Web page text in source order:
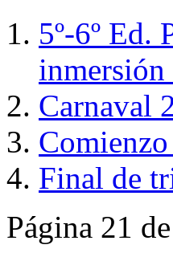
5º-6º Ed.
Carnaval
Final de
Página 21